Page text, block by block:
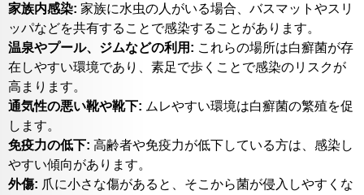
家族内感染: 家族に水虫の人がいる場合、バスマットやスリ
ッパなどを共有することで感染することがあります。
温泉やプール、ジムなどの利用: これらの場所は白癬菌が存
在しやすい環境であり、素足で歩くことで感染のリスクが
高まります。
通気性の悪い靴や靴下: ムレやすい環境は白癬菌の繁殖を促
します。
免疫力の低下: 高齢者や免疫力が低下している方は、感染し
やすい傾向があります。
外傷: 爪に小さな傷があると、そこから菌が侵入しやすくな